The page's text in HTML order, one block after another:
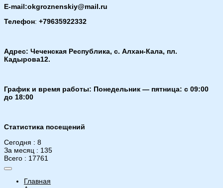
E-mail:okgroznenskiy@mail.ru
Телефон: +79635922332
Адрес: Чеченская Республика, с. Алхан-Кала, пл.
Кадырова12.
График и время работы: Понедельник — пятница: с 09:00
до 18:00
Статистика посещений
Сегодня : 8
За месяц : 135
Всего : 17761
Главная